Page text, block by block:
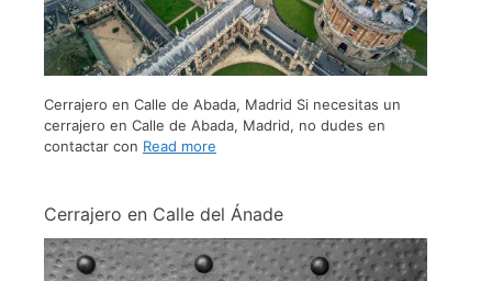
Cerrajero en Calle de Abada, Madrid Si necesitas un
cerrajero en Calle de Abada, Madrid, no dudes en
contactar con Read more
Cerrajero en Calle del Ánade